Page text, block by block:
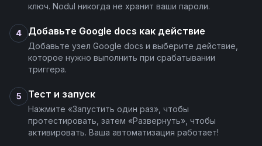
ключ. Nodul никогда не хранит ваши пароли.
4 Добавьте Google docs как действие
Добавьте узел Google docs и выберите действие,
которое нужно выполнить при срабатывании
триггера.
5 Тест и запуск
Нажмите «Запустить один раз», чтобы
протестировать, затем «Развернуть», чтобы
активировать. Ваша автоматизация работает!